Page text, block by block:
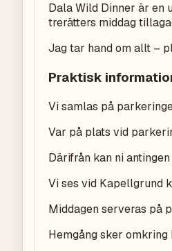
Dala Wild Dinner är en
trerätters middag
Jag tar hand om allt –
Praktisk
Vi samlas på
Var på plats vid
Därifrån kan ni
Vi ses vid Kapellgrund
Middagen serveras på
Hemgång sker